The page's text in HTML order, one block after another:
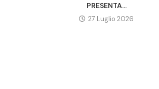
PRESENTA...
27 Luglio 2026